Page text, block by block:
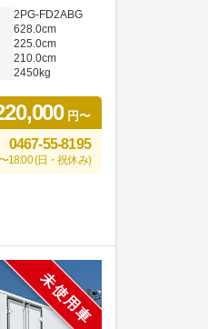
2PG-FD2ABG
628.0cm
225.0cm
210.0cm
2450kg
円〜
0467-55-8195
18:00 (日・祝休み)
未使用車